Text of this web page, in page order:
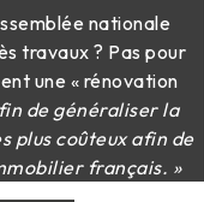
nationale
travaux ? Pas pour
une « rénovation
de généraliser la
plus coûteux afin de
français. »